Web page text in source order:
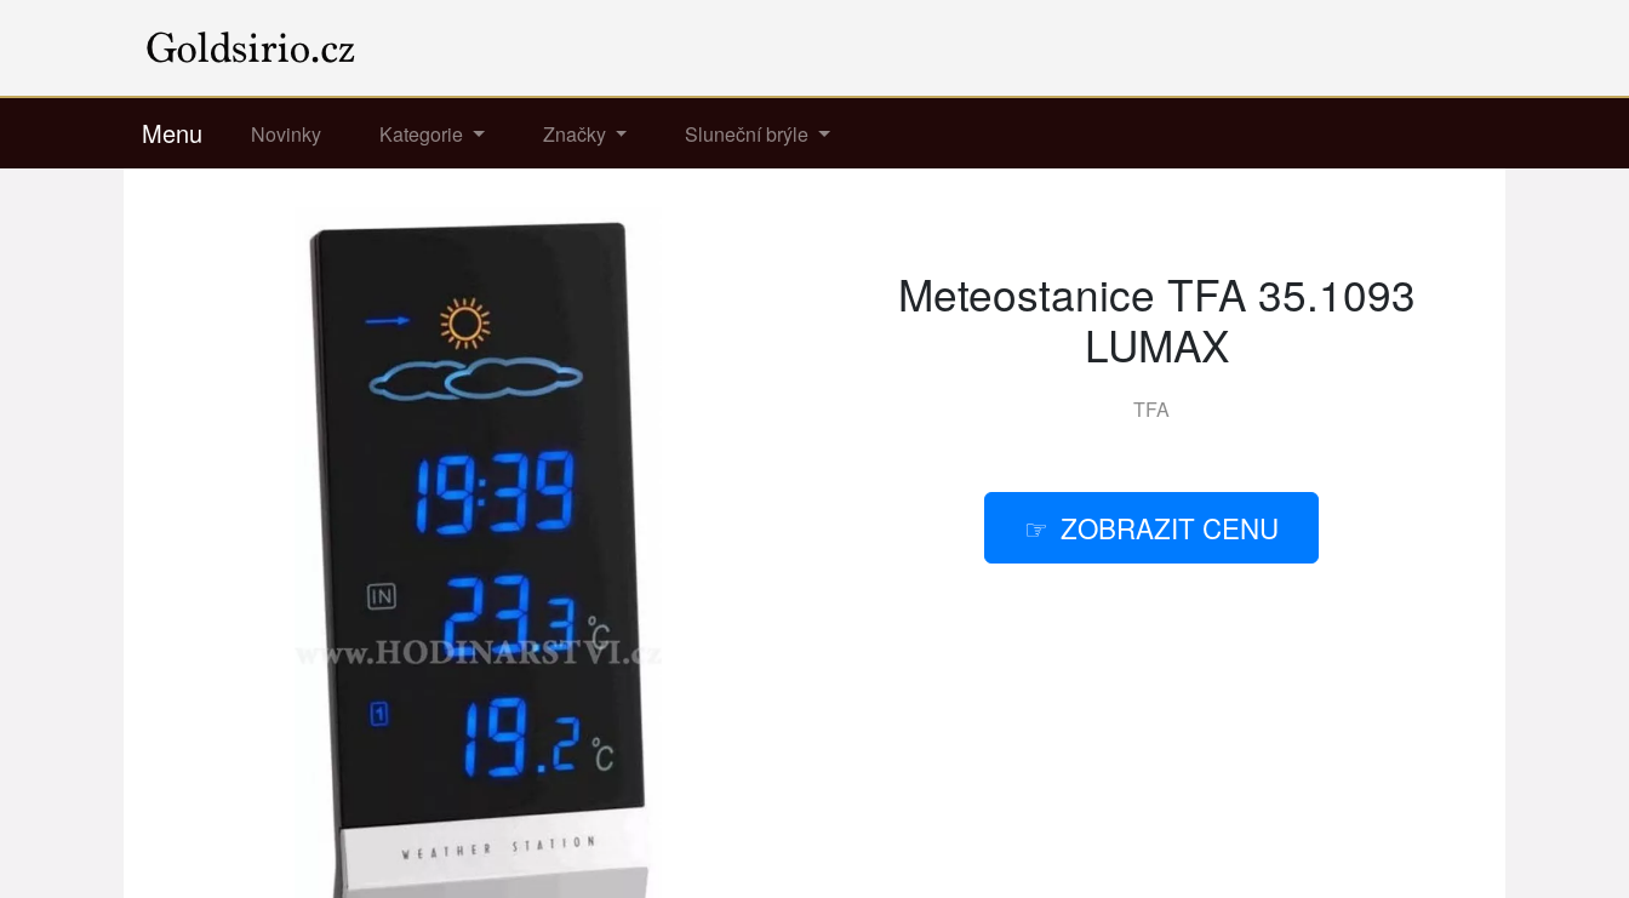
Menu Novinky Kategorie Značky Sluneční brýle
Meteostanice TFA 35.1093
LUMAX
TFA
ZOBRAZIT CENU